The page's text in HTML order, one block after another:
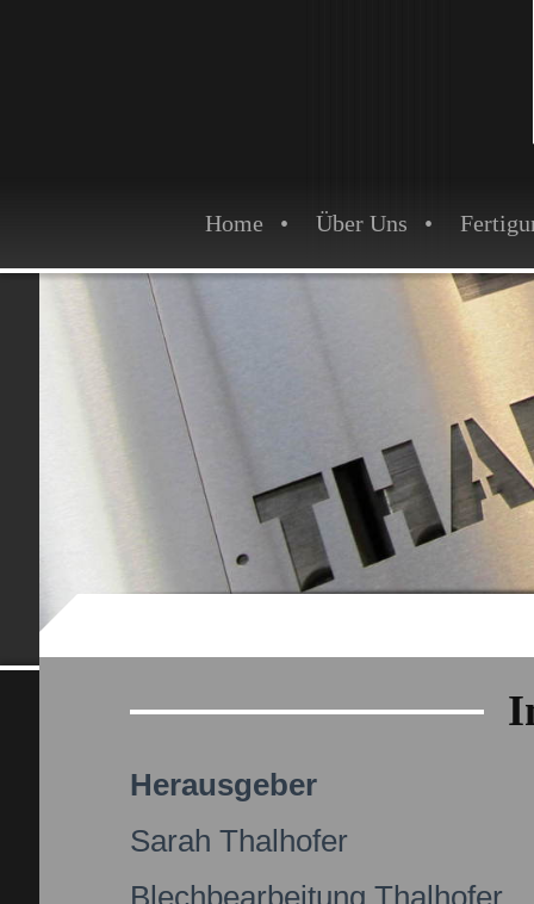
Home Über Uns
Herausgeber
Sarah Thalhofer
Blechbearbeitung Thalhofer